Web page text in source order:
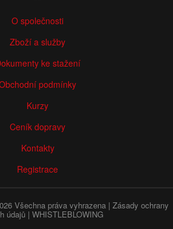
O společnosti
Zboží a služby
ke stažení
podmínky
Kurzy
Ceník dopravy
Kontakty
Registrace
Všechna práva vyhrazena | Zásady ochrany
údajů| WHISTLEBLOWING